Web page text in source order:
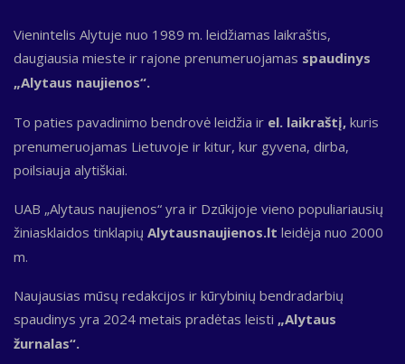
Vienintelis Alytuje nuo 1989 m. leidžiamas laikraštis,
daugiausia mieste ir rajone prenumeruojamas spaudinys
„Alytaus naujienos“.
To paties pavadinimo bendrovė leidžia ir el. laikraštį, kuris
prenumeruojamas Lietuvoje ir kitur, kur gyvena, dirba,
poilsiauja alytiškiai.
UAB „Alytaus naujienos“ yra ir Dzūkijoje vieno populiariausių
žiniasklaidos tinklapių Alytausnaujienos.lt leidėja nuo 2000
m.
Naujausias mūsų redakcijos ir kūrybinių bendradarbių
spaudinys yra 2024 metais pradėtas leisti „Alytaus
žurnalas“.